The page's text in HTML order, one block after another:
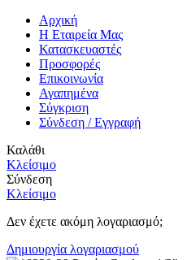
Αρχική
Η Εταιρεία Μας
Κατασκευαστές
Προσφορές
Επικοινωνία
Αγαπημένα
Σύγκριση
Σύνδεση / Εγγραφή
Καλάθι
Κλείσιμο
Σύνδεση
Κλείσιμο
Δεν έχετε ακόμη λογαριασμό;
Δημιουργία λογαριασμού